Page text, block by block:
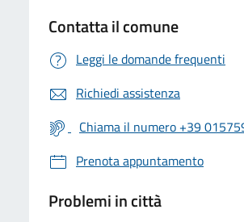
Contatta il comune
Leggi le domande frequenti
Richiedi assistenza
Chiama il numero +39
Prenota appuntamento
Problemi in città